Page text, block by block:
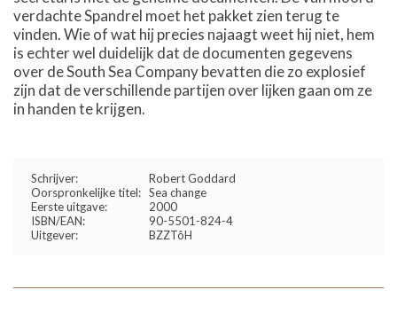
verdachte Spandrel moet het pakket zien terug te
vinden. Wie of wat hij precies najaagt weet hij niet, hem
is echter wel duidelijk dat de documenten gegevens
over de South Sea Company bevatten die zo explosief
zijn dat de verschillende partijen over lijken gaan om ze
in handen te krijgen.
Schrijver:
Robert Goddard
Oorspronkelijke titel: Sea change
Eerste uitgave:
2000
ISBN/EAN:
90-5501-824-4
Uitgever:
BZZTôH